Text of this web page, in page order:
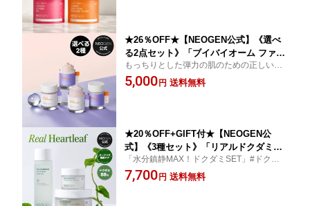
★26％OFF★【NEOGEN公式】《選べ
る2点セット》「ブイバイオーム ファー
ミング&スージング クリーム」フェイス
クリーム コラーゲン ビタミン ヒアルロ
もっちりとした弾力の肌のための正しい保
湿ケア☆
5,000円 送料無料
★20％OFF+GIFT付★【NEOGEN公
式】《3種セット》「リアルドクダミデ
イリーマスク＆トナー＆クリーム」保湿
パッド 鎮静 ふき取り 部分パック 低刺
「水分鎮静MAX！ドクダミSET」#ドクダミ
水88％含有 #トナーエッセンス # 集中鎮静
水分ケア ゆらぎやすい肌をやさしく包み込
7,700円 送料無料